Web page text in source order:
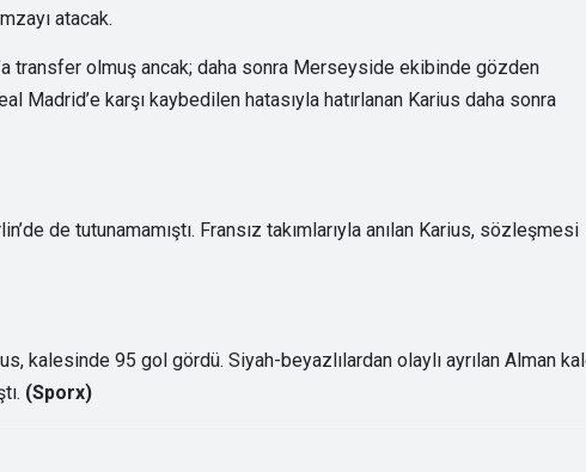
atacak.
transfer olmuş ancak; daha sonra Merseyside ekibinde gözden
Madrid’e karşı kaybedilen hatasıyla hatırlanan Karius daha sonra
de tutunamamıştı. Fransız takımlarıyla anılan Karius, sözleşmesi
kalesinde 95 gol gördü. Siyah-beyazlılardan olaylı ayrılan Alman
(Sporx)